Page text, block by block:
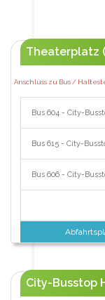
Theaterplatz
Anschluss zu Bus /
Bus 604 - City-
Bus 615 - City-
Bus 606 - City-
City-Busstop